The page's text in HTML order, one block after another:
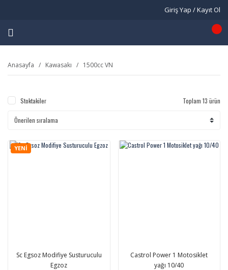
Giriş Yap / Kayıt Ol
Anasayfa Kawasakı 1500cc VN
Stoktakiler Toplam 13 ürün
YENİ
Sc Egsoz Modifiye Susturuculu
Egzoz
Castrol Power 1 Motosiklet
yağı 10/40